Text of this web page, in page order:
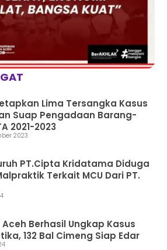
Lima Tersangka Kasus
Suap Pengadaan Barang-
2021-2023
23 Desember 2023
Diduga
Terkait MCU Dari PT.
Aceh Berhasil Ungkap Kasus
132 Bal Cimeng Siap Edar